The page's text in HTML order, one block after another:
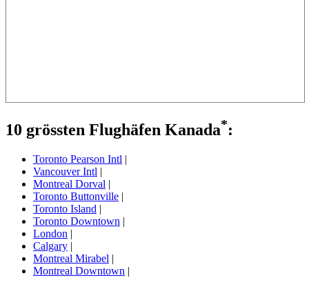
10 grössten Flughäfen Kanada*:
Toronto Pearson Intl |
Vancouver Intl |
Montreal Dorval |
Toronto Buttonville |
Toronto Island |
Toronto Downtown |
London |
Calgary |
Montreal Mirabel |
Montreal Downtown |